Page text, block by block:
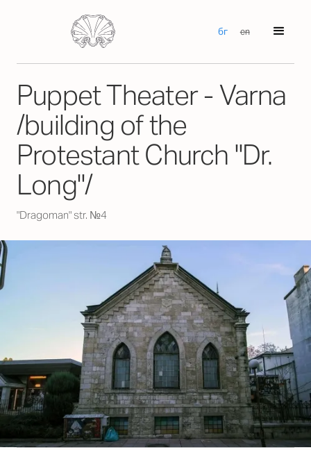
бг en
Puppet Theater - Varna
/building of the
Protestant Church "Dr.
Long"/
"Dragoman" str. №4